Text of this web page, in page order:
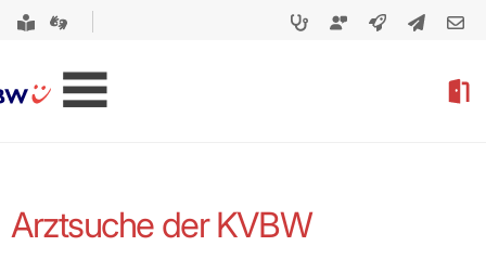
Arztsuche der KVBW